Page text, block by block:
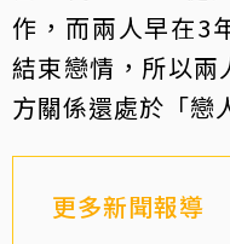
作，而兩人早在3
結束戀情，所以兩
方關係還處於「戀
更多新聞報導